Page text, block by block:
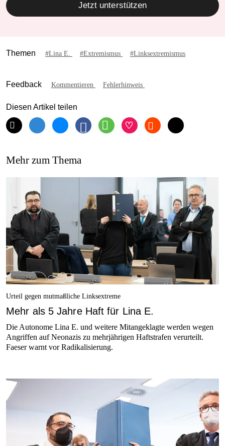
Jetzt unterstützen
Themen #Lina E. #Extremismus #Linksextremismus
Feedback Kommentieren Fehlerhinweis
Diesen Artikel teilen
Mehr zum Thema
Urteil gegen mutmaßliche Linksextreme
Mehr als 5 Jahre Haft für Lina E.
Die Autonome Lina E. und weitere Mitangeklagte werden wegen
Angriffen auf Neonazis zu mehrjährigen Haftstrafen verurteilt.
Faeser warnt vor Radikalisierung.